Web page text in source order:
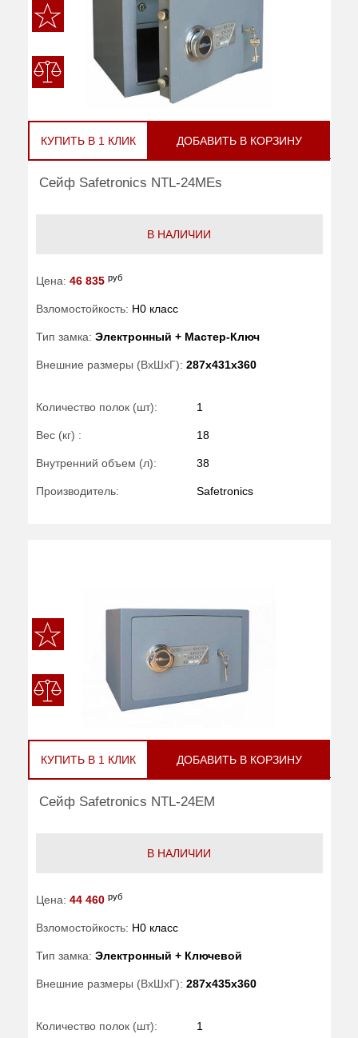
КУПИТЬ В 1 КЛИК ДОБАВИТЬ В КОРЗИНУ
Сейф Safetronics NTL-24MEs
В НАЛИЧИИ
Цена: 46 835 руб
Взломостойкость: H0 класс
Тип замка: Электронный + Мастер-Ключ
Внешние размеры (ВхШхГ): 287x431x360
Количество полок (шт): 1
Вес (кг) : 18
Внутренний объем (л): 38
Производитель: Safetronics
КУПИТЬ В 1 КЛИК ДОБАВИТЬ В КОРЗИНУ
Сейф Safetronics NTL-24EM
В НАЛИЧИИ
Цена: 44 460 руб
Взломостойкость: H0 класс
Тип замка: Электронный + Ключевой
Внешние размеры (ВхШхГ): 287x435x360
Количество полок (шт): 1